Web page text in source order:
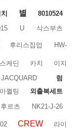
별
8010524
U 삭스부츠
후리스집업 HW-
스케딘 카치
이지
JACQUARD
럼
퀼팅 외출복세트
후르츠 NK21-J-26
CREW
라이